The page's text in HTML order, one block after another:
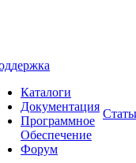
Каталоги
Документация
Программное
Обеспечение
Форум